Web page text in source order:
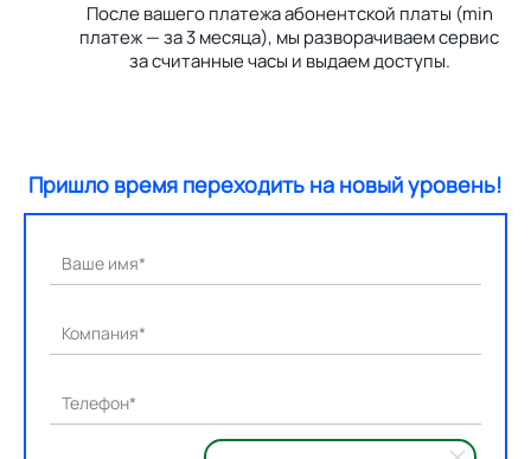
После вашего платежа абонентской платы (min
платеж — за 3 месяца), мы разворачиваем сервис
за считанные часы и выдаем доступы.
Пришло время переходить на новый уровень!
Ваше имя*
Компания*
Телефон*